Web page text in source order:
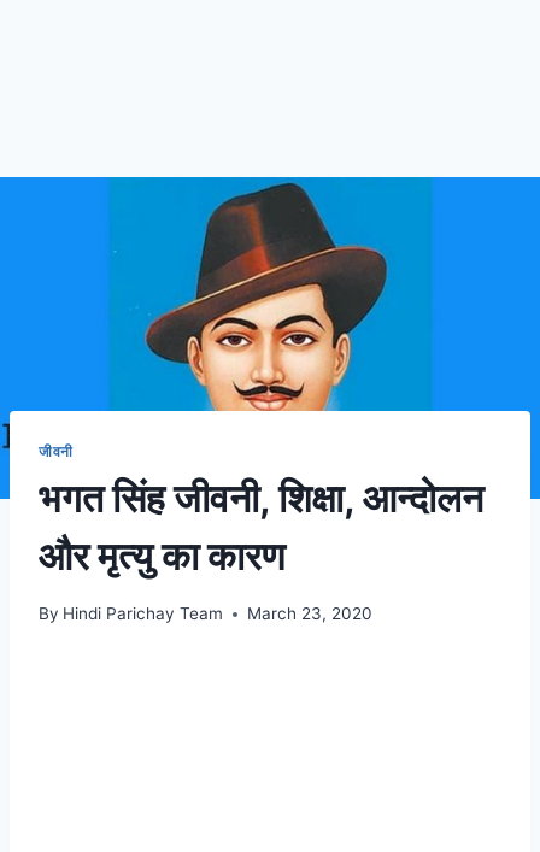
जीवनी
भगत सिंह जीवनी, शिक्षा, आन्दोलन
और मृत्यु का कारण
By Hindi Parichay Team March 23, 2020